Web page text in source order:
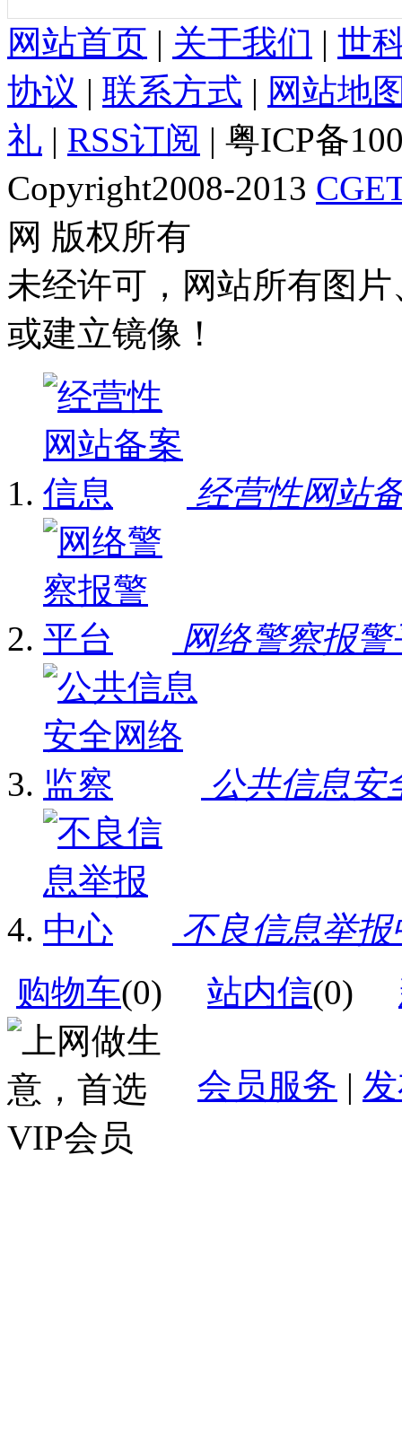
网站首页 | 关于我们 | 世
协议 | 联系方式 | 网站地
礼 | RSS订阅 | 粤ICP备
Copyright2008-2013
网 版权所有
未经许可，网站所有图
或建立镜像！
经营性网站
网络警察报警
公共信息安
不良信息举报
购物车(0) 站内信(0)
会员服务 |